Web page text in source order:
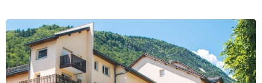
activités favorites en empruntant les remontées mécaniques
à 250 mètres de l’établissement. A votre retour des pistes,
vous n’aurez qu’à ranger vos équipements dans votre casier à
skis.